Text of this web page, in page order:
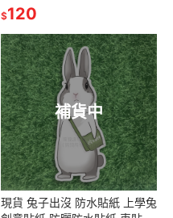
$120
補貨中
現貨 兔子出沒 防水貼紙 上學兔